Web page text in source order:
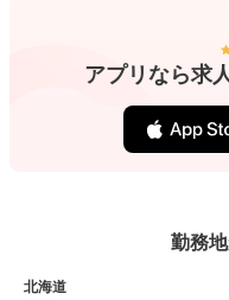
アプリなら求
勤務
北海道